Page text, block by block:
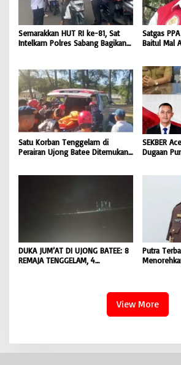
Semarakkan HUT RI ke-81, Sat
Intelkam Polres Sabang Bagikan
BONGKAR’Perkara.com
Satgas
Baitul Mal
Satu Korban Tenggelam di
Perairan Ujong Batee Ditemukan,
SEKBER
Dugaan
BONGKAR
DUKA JUM’AT DI UJONG BATEE: 8
REMAJA TENGGELAM, 4
Putra
Koordinator
Kejaksaan
View More